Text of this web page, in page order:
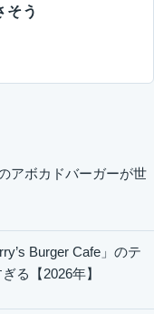
そう
アボカドバーガーが世
Burger Cafe」のテ
る【2026年】